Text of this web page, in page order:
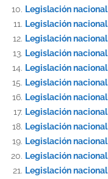
Legislación nacional
Legislación nacional
Legislación nacional
Legislación nacional
Legislación nacional
Legislación nacional
Legislación nacional
Legislación nacional
Legislación nacional
Legislación nacional
Legislación nacional
Legislación nacional